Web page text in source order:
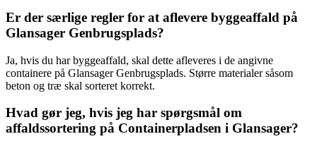
Er der særlige regler for at aflevere byggeaffald på
Glansager Genbrugsplads?
Ja, hvis du har byggeaffald, skal dette afleveres i de angivne
containere på Glansager Genbrugsplads. Større materialer såsom
beton og træ skal sorteret korrekt.
Hvad gør jeg, hvis jeg har spørgsmål om
affaldssortering på Containerpladsen i Glansager?